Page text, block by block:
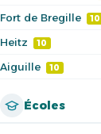
Fort de Bregille 10
Heitz 10
Aiguille 10
Écoles